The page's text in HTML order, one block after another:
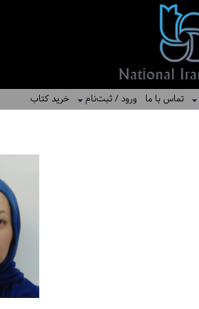
تماس با ما ورود / ثبت‌نام خرید کتاب